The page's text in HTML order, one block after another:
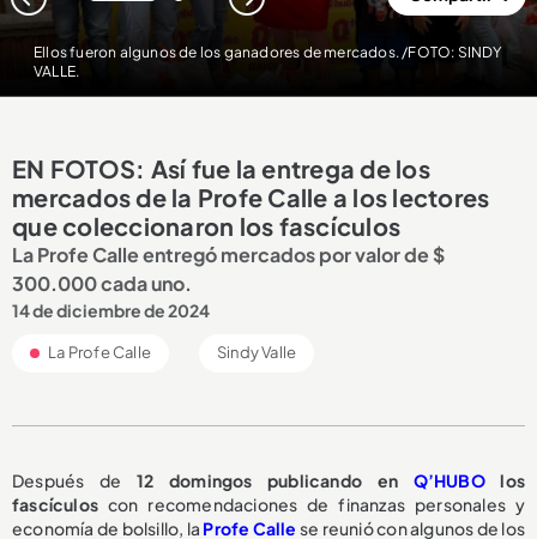
Ellos fueron algunos de los ganadores de mercados. /FOTO: SINDY
VALLE.
EN FOTOS: Así fue la entrega de los
mercados de la Profe Calle a los lectores
que coleccionaron los fascículos
La Profe Calle entregó mercados por valor de $
300.000 cada uno.
14 de diciembre de 2024
La Profe Calle Sindy Valle
Después de 12 domingos publicando en Q’HUBOlos
fascículos con recomendaciones de finanzas personales y
economía de bolsillo, la Profe Calle se reunió con algunos de los